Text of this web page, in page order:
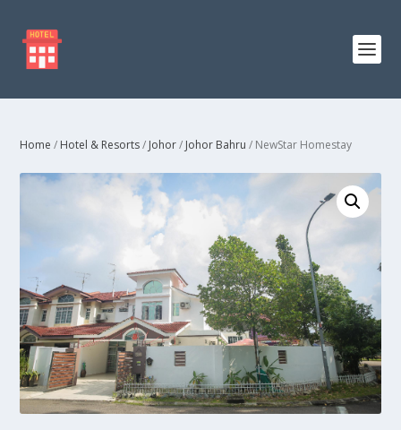
Home / Hotel & Resorts/ Johor/ Johor Bahru / NewStar Homestay